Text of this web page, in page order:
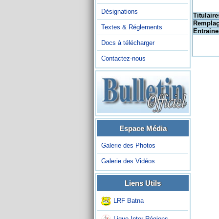
Désignations
Textes & Réglements
Docs à télécharger
Contactez-nous
Espace Média
Galerie des Photos
Galerie des Vidéos
Liens Utils
LRF Batna